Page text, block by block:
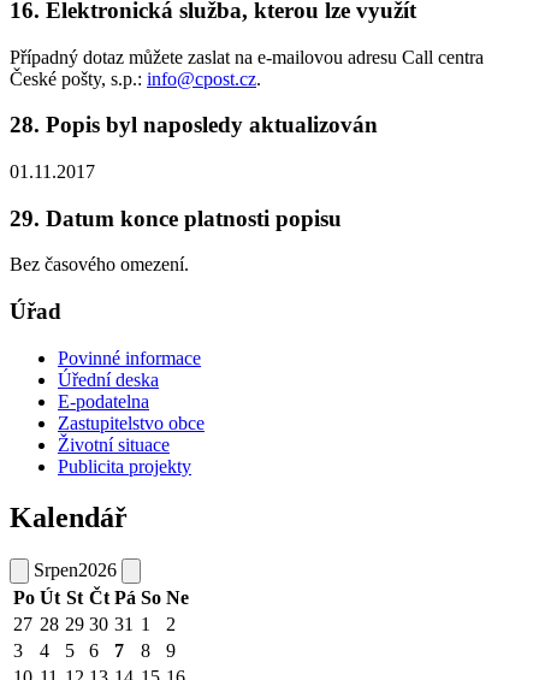
16. Elektronická služba, kterou lze využít
Případný dotaz můžete zaslat na e-mailovou adresu Call centra
České pošty, s.p.: info@cpost.cz.
28. Popis byl naposledy aktualizován
01.11.2017
29. Datum konce platnosti popisu
Bez časového omezení.
Úřad
Povinné informace
Úřední deska
E-podatelna
Zastupitelstvo obce
Životní situace
Publicita projekty
Kalendář
Srpen2026
Po Út St Čt Pá So Ne
27 28 29 30 31 1
2
3
4 5 6 7 8
9